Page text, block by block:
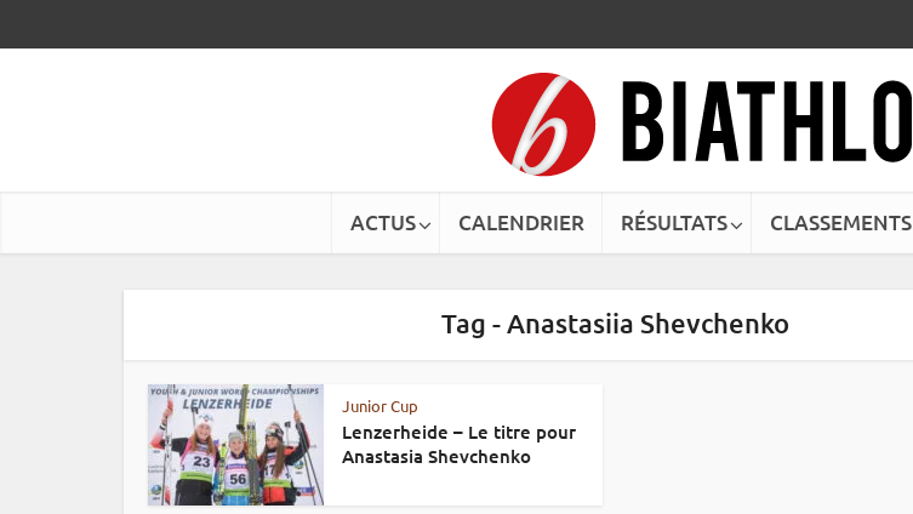
ACTUS CALENDRIER RÉSULTATS CLASSEMENTS
Tag - Anastasiia Shevchenko
Junior Cup
Lenzerheide – Le titre pour
Anastasia Shevchenko